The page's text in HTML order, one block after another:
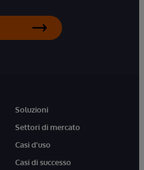
Soluzioni
Settori di mercato
Casi d'uso
Casi di successo